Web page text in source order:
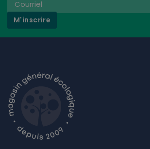
M'inscrire